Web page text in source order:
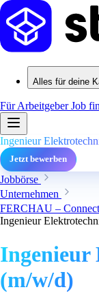
Alles für deine
Für ArbeitgeberJob
Ingenieur
Jetzt bewerben
Jobbörse
Unternehmen
FERCHAU –
Ingenieur
Ingenieur
(m/w/d)